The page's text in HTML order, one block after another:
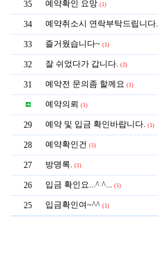
35 예약확인 요망 (1)
34 예약취소시 연락부탁드립니다.
33 즐거웠습니다~ (1)
32 잘 쉬었다가 갑니다. (2)
31 예약전 문의좀 할께요 (1)
예약의뢰 (1)
29 예약 및 입금 확인바랍니다. (1)
28 예약확인건 (1)
27 방명록. (1)
26 입금 확인요...^ ^... (1)
25 입금확인여~^^ (1)